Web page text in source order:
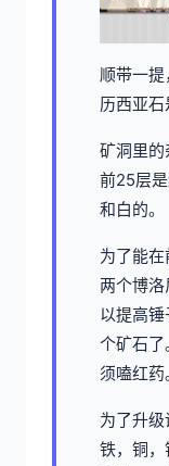
顺带一
历西亚石
矿洞里的
前25层
和白的。
为了能
两个博
以提高
个矿石
须嗑红药
为了升
铁，铜